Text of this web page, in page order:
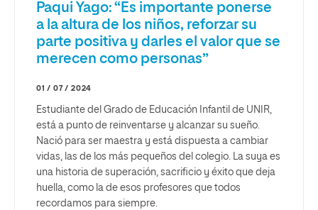
Paqui Yago: “Es importante ponerse
a la altura de los niños, reforzar su
parte positiva y darles el valor que se
merecen como personas”
01 / 07 / 2024
Estudiante del Grado de Educación Infantil de UNIR,
está a punto de reinventarse y alcanzar su sueño.
Nació para ser maestra y está dispuesta a cambiar
vidas, las de los más pequeños del colegio. La suya es
una historia de superación, sacrificio y éxito que deja
huella, como la de esos profesores que todos
recordamos para siempre.